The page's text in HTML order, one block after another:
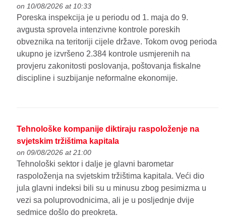
on 10/08/2026 at 10:33
Poreska inspekcija je u periodu od 1. maja do 9.
avgusta sprovela intenzivne kontrole poreskih
obveznika na teritoriji cijele države. Tokom ovog perioda
ukupno je izvršeno 2.384 kontrole usmjerenih na
provjeru zakonitosti poslovanja, poštovanja fiskalne
discipline i suzbijanje neformalne ekonomije.
Tehnološke kompanije diktiraju raspoloženje na
svjetskim tržištima kapitala
on 09/08/2026 at 21:00
Tehnološki sektor i dalje je glavni barometar
raspoloženja na svjetskim tržištima kapitala. Veći dio
jula glavni indeksi bili su u minusu zbog pesimizma u
vezi sa poluprovodnicima, ali je u posljednje dvije
sedmice došlo do preokreta.